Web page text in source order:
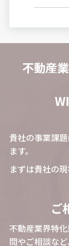
不動産
貴社の事業課
ます。
まずは貴社の
ご
不動産業界特
問やご相談など